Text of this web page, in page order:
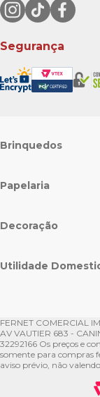
Segurança
Brinquedos
Papelaria
Decoração
Utilidade
FERNET COMERCIAL
AV VAUTIER 683 -
32292166 Os preços e
somente para compras
aviso prévio, não